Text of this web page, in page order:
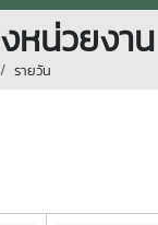
หน่วยงาน
รายวัน